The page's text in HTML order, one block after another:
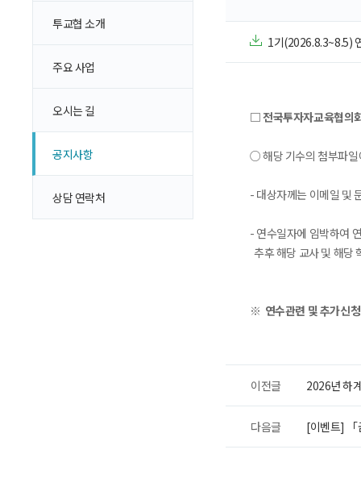
투교협 소개
주요 사업
오시는 길
공지사항
상담 연락처
1기(2026.8.3~8.5)
□ 전국투자자교육협의
○ 해당 기수의 첨부파일
- 대상자께는 이메일 및
- 연수일자에 임박하여
추후 해당 교사 및 해당
※ 연수관련 및 추가신
이전글 2026년 하
다음글 [이벤트] 「